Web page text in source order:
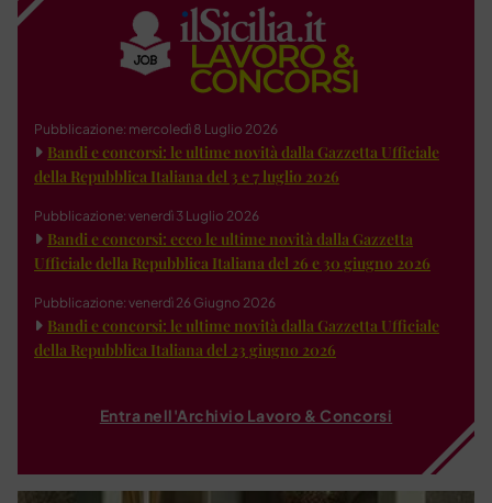
Pubblicazione: mercoledì 8 Luglio 2026
Bandi e concorsi: le ultime novità dalla Gazzetta Ufficiale
della Repubblica Italiana del 3 e 7 luglio 2026
Pubblicazione: venerdì 3 Luglio 2026
Bandi e concorsi: ecco le ultime novità dalla Gazzetta
Ufficiale della Repubblica Italiana del 26 e 30 giugno 2026
Pubblicazione: venerdì 26 Giugno 2026
Bandi e concorsi: le ultime novità dalla Gazzetta Ufficiale
della Repubblica Italiana del 23 giugno 2026
Entra nell'Archivio Lavoro & Concorsi